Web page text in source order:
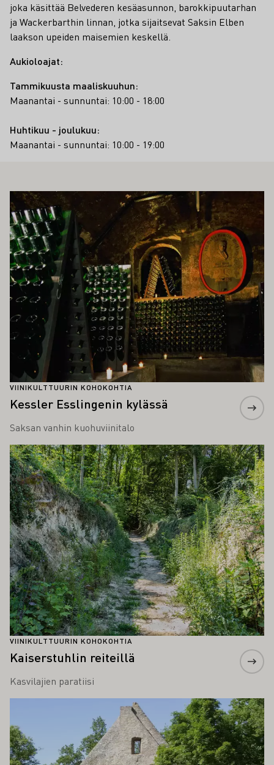
joka käsittää Belvederen kesäasunnon, barokkipuutarhan
ja Wackerbarthin linnan, jotka sijaitsevat Saksin Elben
laakson upeiden maisemien keskellä.
Aukioloajat:
Tammikuusta maaliskuuhun:
Maanantai - sunnuntai: 10:00 - 18:00
Huhtikuu - joulukuu:
Maanantai - sunnuntai: 10:00 - 19:00
KIINNOSTAA SINUA
VIINIKULTTUURIN KOHOKOHTIA
Kessler Esslingenin kylässä
Saksan vanhin kuohuviinitalo
Lue lisää
VIINIKULTTUURIN KOHOKOHTIA
Kaiserstuhlin reiteillä
Kasvilajien paratiisi
Lue lisää